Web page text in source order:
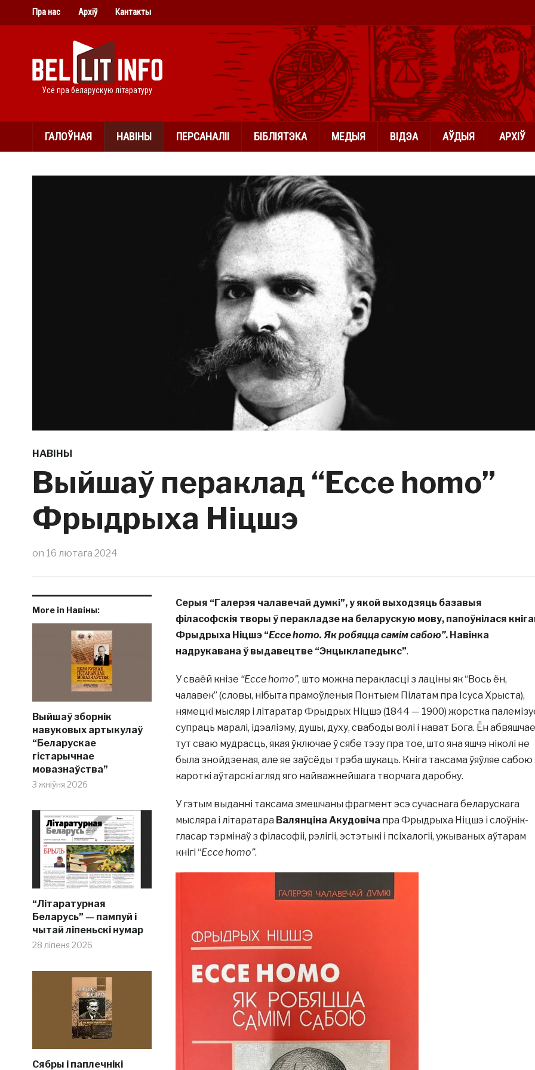
Пра нас Архіў Кантакты
Усё пра беларускую літаратуру
ГАЛОЎНАЯ НАВІНЫ ПЕРСАНАЛІІ БІБЛІЯТЭКА МЕДЫЯ ВІДЭА АЎДЫЯ АРХІЎ
НАВІНЫ
Выйшаў пераклад “Ecce homo”
Фрыдрыха Ніцшэ
on 16 лютага 2024
More in Навіны:
Выйшаў зборнік
навуковых артыкулаў
“Беларускае
гістарычнае
мовазнаўства”
3 жніўня 2026
“Літаратурная
Беларусь” — пампуй і
чытай ліпеньскі нумар
28 ліпеня 2026
Сябры і паплечнікі
Серыя “Галерэя чалавечай думкі”, у якой выходзяць базавыя
філасофскія творы ў перакладзе на беларускую мову, папоўнілася
Фрыдрыха Ніцшэ “Ecce homo. Як робяцца самім сабою”. Навінка
надрукавана ў выдавецтве “Энцыклапедыкс”.
У сваёй кнізе “Ecce homo”, што можна перакласці з лаціны як “Вось ён,
чалавек” (словы, нібыта прамоўленыя Понтыем Пілатам пра Ісуса Хрыста),
нямецкі мысляр і літаратар Фрыдрых Ніцшэ (1844 — 1900) жорстка
супраць маралі, ідэалізму, душы, духу, свабоды волі і нават Бога. Ён абвяшчае
тут сваю мудрасць, якая ўключае ў сябе тэзу пра тое, што яна яшчэ ніколі не
была знойдзеная, але яе заўсёды трэба шукаць. Кніга таксама ўяўляе сабою
кароткі аўтарскі агляд яго найважнейшага творчага даробку.
У гэтым выданні таксама змешчаны фрагмент эсэ сучаснага беларускага
мысляра і літаратара Валянціна Акудовіча пра Фрыдрыха Ніцшэ і слоўнік-
гласар тэрмінаў з філасофіі, рэлігіі, эстэтыкі і псіхалогіі, ужываных аўтарам
кнігі “Ecce homo”.